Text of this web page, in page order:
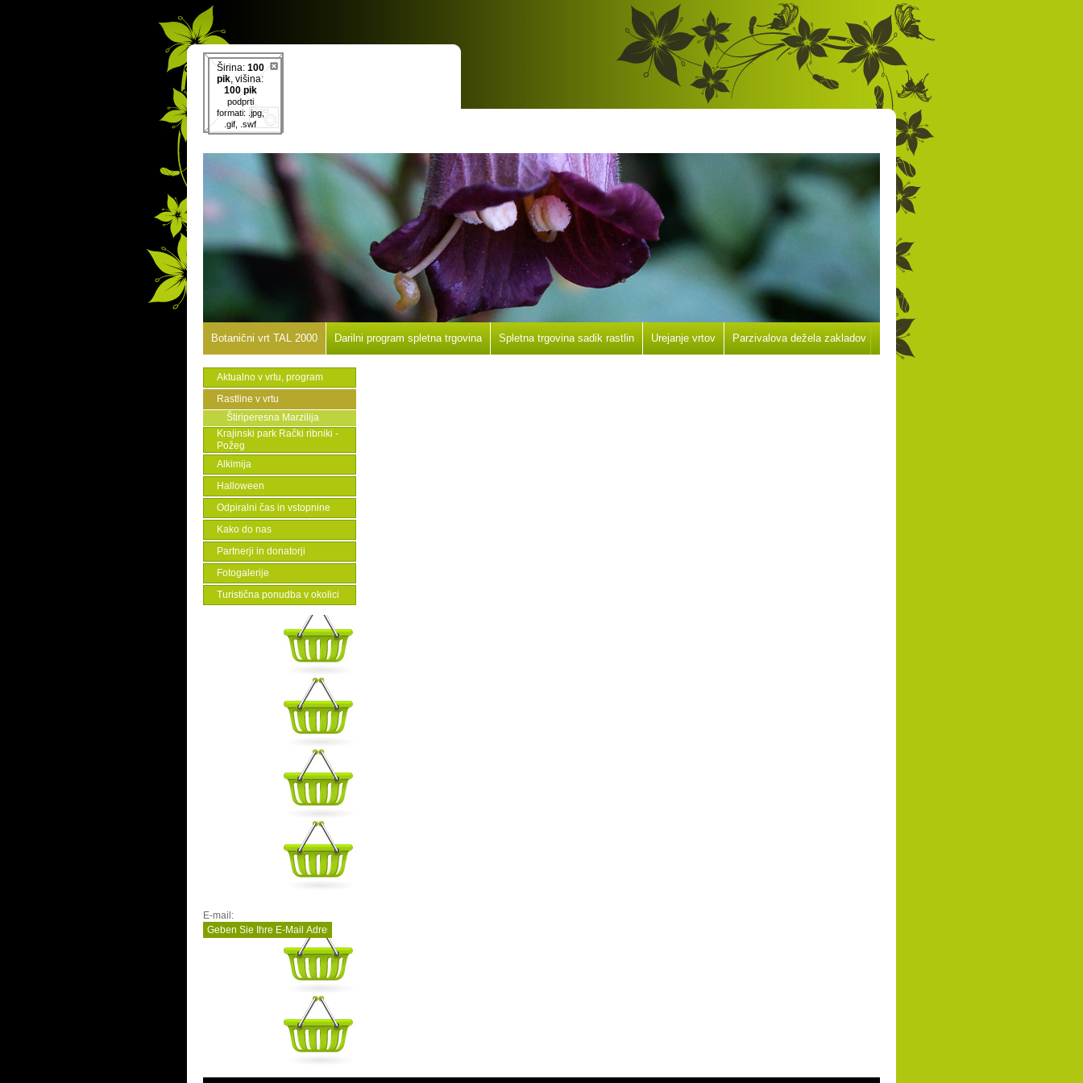
Širina: 100
pik, višina:
100 pik
podprti
formati: .jpg,
.gif, .swf
Botanični vrt TAL 2000 Darilni program spletna trgovina Spletna trgovina sadik rastlin Urejanje vrtov Parzivalova dežela zakladov
Aktualno v vrtu, program
Rastline v vrtu
Štiriperesna Marzilija
Krajinski park Rački ribniki -
Požeg
Alkimija
Halloween
Odpiralni čas in vstopnine
Kako do nas
Partnerji in donatorji
Fotogalerije
Turistična ponudba v okolici
E-mail: